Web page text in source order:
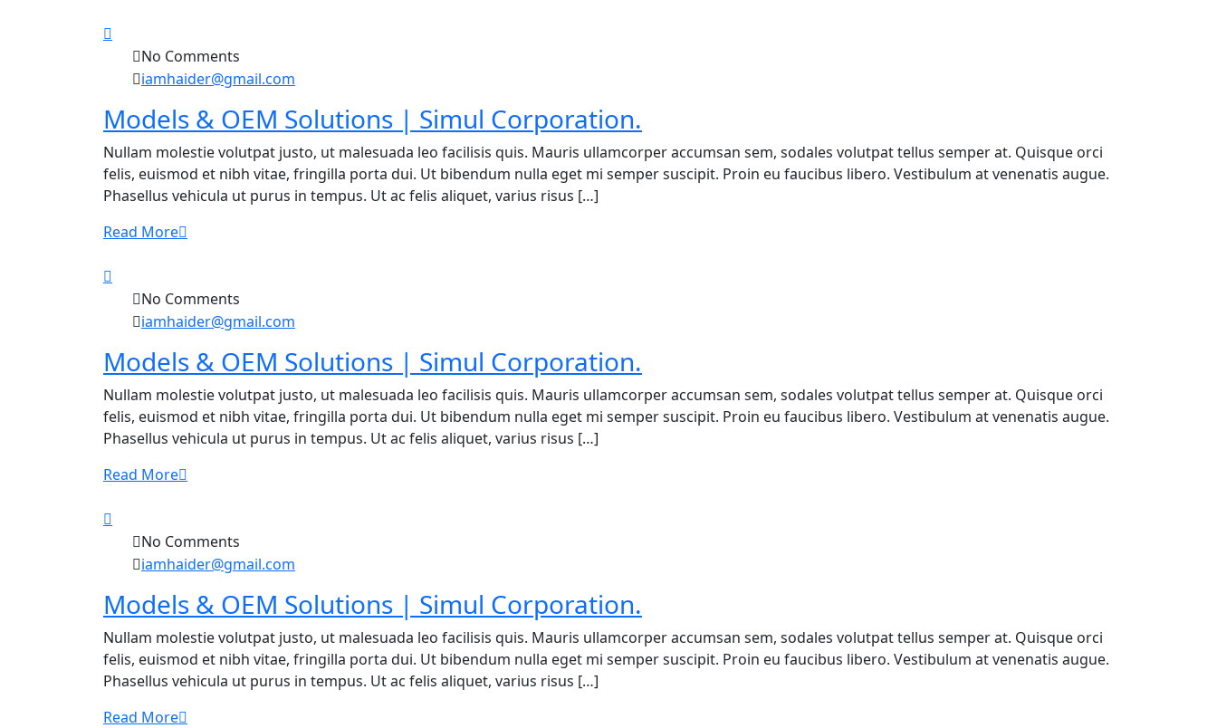
No Comments
iamhaider@gmail.com
Models & OEM Solutions | Simul Corporation.
Nullam molestie volutpat justo, ut malesuada leo facilisis quis. Mauris ullamcorper accumsan sem, sodales volutpat tellus semper at. Quisque orci
felis, euismod et nibh vitae, fringilla porta dui. Ut bibendum nulla eget mi semper suscipit. Proin eu faucibus libero. Vestibulum at venenatis augue.
Phasellus vehicula ut purus in tempus. Ut ac felis aliquet, varius risus […]
Read More
No Comments
iamhaider@gmail.com
Models & OEM Solutions | Simul Corporation.
Nullam molestie volutpat justo, ut malesuada leo facilisis quis. Mauris ullamcorper accumsan sem, sodales volutpat tellus semper at. Quisque orci
felis, euismod et nibh vitae, fringilla porta dui. Ut bibendum nulla eget mi semper suscipit. Proin eu faucibus libero. Vestibulum at venenatis augue.
Phasellus vehicula ut purus in tempus. Ut ac felis aliquet, varius risus […]
Read More
No Comments
iamhaider@gmail.com
Models & OEM Solutions | Simul Corporation.
Nullam molestie volutpat justo, ut malesuada leo facilisis quis. Mauris ullamcorper accumsan sem, sodales volutpat tellus semper at. Quisque orci
felis, euismod et nibh vitae, fringilla porta dui. Ut bibendum nulla eget mi semper suscipit. Proin eu faucibus libero. Vestibulum at venenatis augue.
Phasellus vehicula ut purus in tempus. Ut ac felis aliquet, varius risus […]
Read More